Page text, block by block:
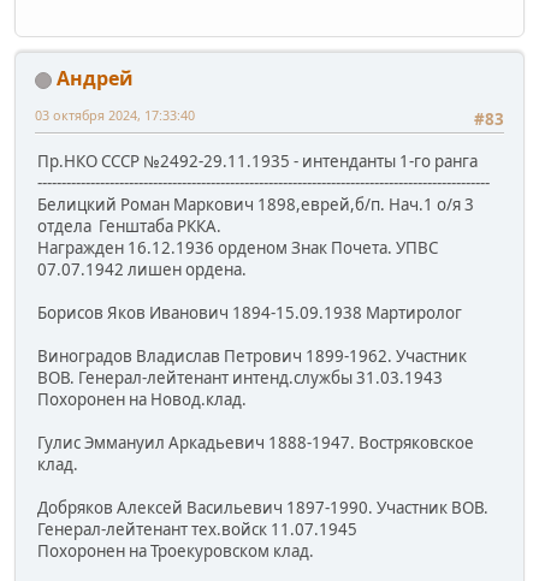
Андрей
#83
03 октября 2024, 17:33:40
Пр.НКО СССР №2492-29.11.1935 - интенданты 1-го ранга
----------------------------------------------------------------------------------------------
Белицкий Роман Маркович 1898,еврей,б/п. Нач.1 о/я 3
отдела Генштаба РККА.
Награжден 16.12.1936 орденом Знак Почета. УПВС
07.07.1942 лишен ордена.
Борисов Яков Иванович 1894-15.09.1938 Мартиролог
Виноградов Владислав Петрович 1899-1962. Участник
ВОВ. Генерал-лейтенант интенд.службы 31.03.1943
Похоронен на Новод.клад.
Гулис Эммануил Аркадьевич 1888-1947. Востряковское
клад.
Добряков Алексей Васильевич 1897-1990. Участник ВОВ.
Генерал-лейтенант тех.войск 11.07.1945
Похоронен на Троекуровском клад.